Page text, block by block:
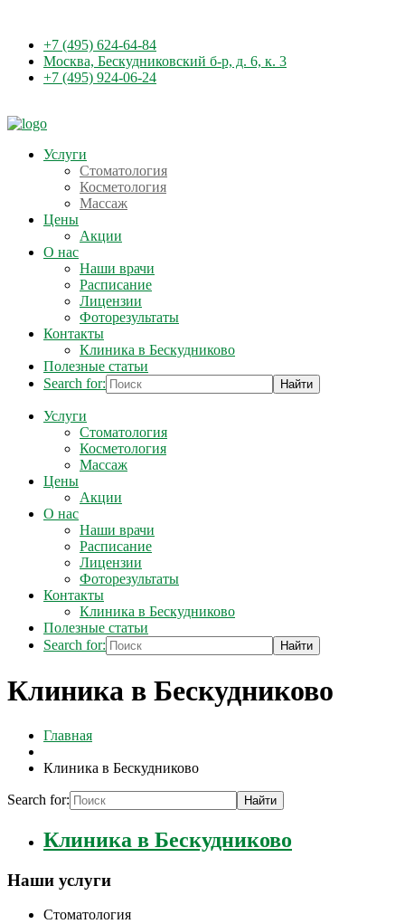
+7 (495) 624-64-84
Москва, Бескудниковский б-р, д. 6, к. 3
+7 (495) 924-06-24
Услуги
Стоматология
Косметология
Массаж
Цены
Акции
О нас
Наши врачи
Расписание
Лицензии
Фоторезультаты
Контакты
Клиника в Бескудниково
Полезные статьи
Search for:
Услуги
Стоматология
Косметология
Массаж
Цены
Акции
О нас
Наши врачи
Расписание
Лицензии
Фоторезультаты
Контакты
Клиника в Бескудниково
Полезные статьи
Search for:
Клиника в Бескудниково
Главная
Клиника в Бескудниково
Search for:
Клиника в Бескудниково
Наши услуги
Стоматология